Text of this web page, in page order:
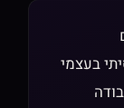
בעצמי